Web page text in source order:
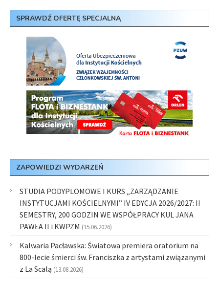
SPRAWDŹ OFERTĘ SPECJALNĄ
ZAPOWIEDZI WYDARZEŃ
STUDIA PODYPLOMOWE I KURS „ZARZĄDZANIE
INSTYTUCJAMI KOŚCIELNYMI” IV EDYCJA 2026/2027: II
SEMESTRY, 200 GODZIN WE WSPÓŁPRACY KUL JANA
PAWŁA II i KWPZM (15.06.2026)
Kalwaria Pacławska: Światowa premiera oratorium na
800-lecie śmierci św. Franciszka z artystami związanymi
z La Scalą (13.08.2026)